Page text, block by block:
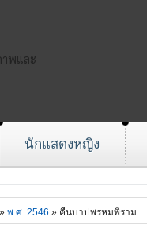
พและ
นักแสดงหญิง
» พ.ศ. 2546 » คืนบาปพรหมพิราม